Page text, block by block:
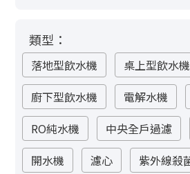
類型：
落地型飲水機
桌上型飲水機
廚下型飲水機
電解水機
RO純水機
中央全戶過濾
開水機
濾心 紫外線殺